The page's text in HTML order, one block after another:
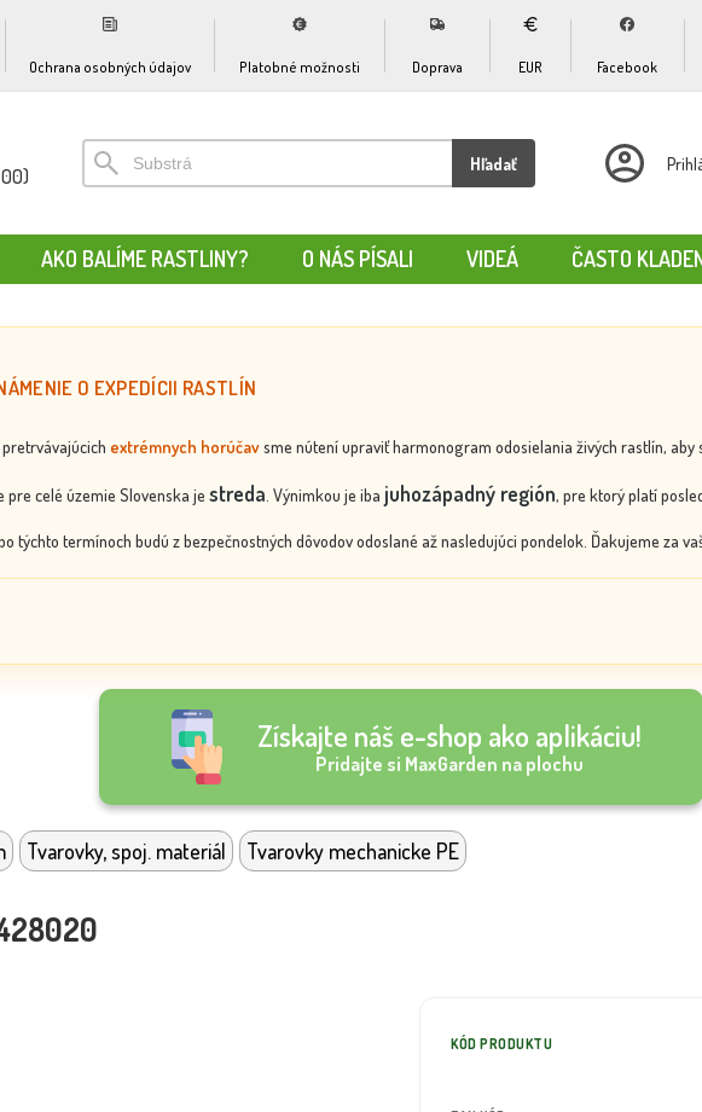
Ochrana osobných údajov Platobné možnosti Doprava EUR Facebook
Hľadať
AKO BALÍME RASTLINY? O NÁS PÍSALI VIDEÁ ČASTO
O EXPEDÍCII RASTLÍN
extrémnych horúčavsme nútení upraviť harmonogram odosielania živých rastlín, aby
pre celé územie Slovenska je streda . Výnimkou je iba juhozápadný región, pre ktorý platí
týchto termínoch budú z bezpečnostných dôvodov odoslané až nasledujúci pondelok. Ďakujeme za
Získajte náš e-shop ako aplikáciu!
Pridajte si MaxGarden na plochu
Tvarovky, spoj. materiál Tvarovky mechanicke PE
KÓD PRODUKTU